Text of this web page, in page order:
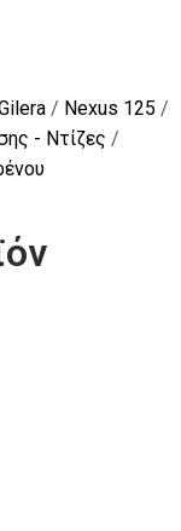
/ Nexus 125 /
- Ντίζες /